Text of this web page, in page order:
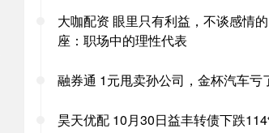
大咖配资 眼里只有利益，不谈感情
座：职场中的理性代表
融券通 1元甩卖孙公司，金杯汽车亏
昊天优配 10月30日益丰转债下跌